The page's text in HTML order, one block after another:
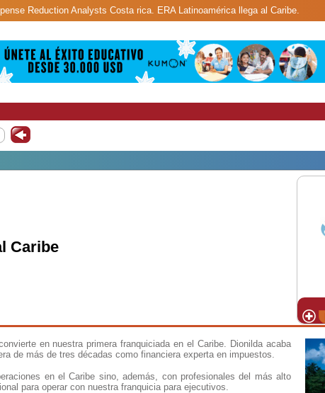
Reduction Analysts Costa rica. ERA Latinoamérica llega al Caribe.
Caribe
en nuestra primera franquiciada en el Caribe. Dionilda acaba
de más de tres décadas como financiera experta en impuestos.
en el Caribe sino, además, con profesionales del más alto
para operar con nuestra franquicia para ejecutivos.